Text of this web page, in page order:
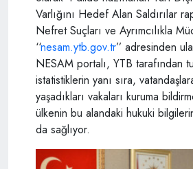
Varlığını Hedef Alan Saldırılar
Nefret Suçları ve Ayrımcılıkla
‘‘nesam.ytb.gov.tr’’ adresinden
NESAM portalı, YTB tarafından
istatistiklerin yanı sıra,
yaşadıkları vakaları kuruma
ülkenin bu alandaki hukuki
da sağlıyor.